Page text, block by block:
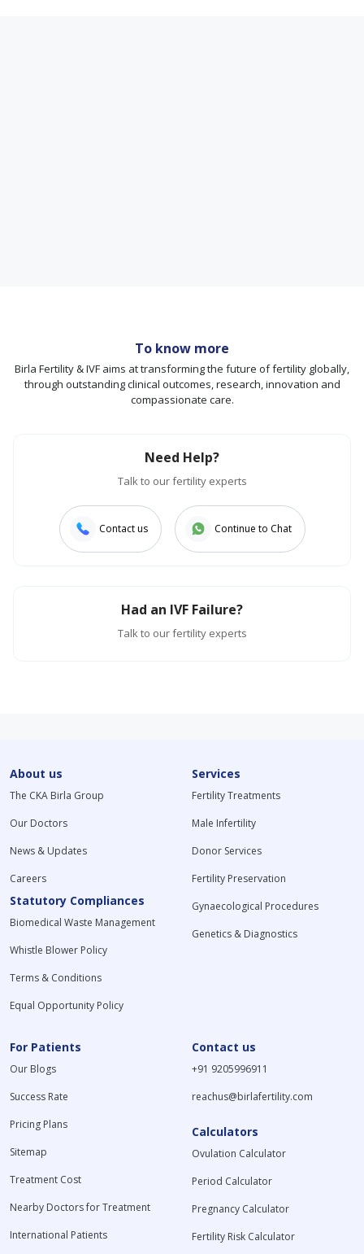
To know more
Birla Fertility & IVF aims at transforming the future of fertility globally,
through outstanding clinical outcomes, research, innovation and
compassionate care.
Need Help?
Talk to our fertility experts
Contact us Continue to Chat
Had an IVF Failure?
Talk to our fertility experts
About us
The CKA Birla Group
Our Doctors
News & Updates
Careers
Statutory Compliances
Biomedical Waste Management
Whistle Blower Policy
Terms & Conditions
Equal Opportunity Policy
Services
Fertility Treatments
Male Infertility
Donor Services
Fertility Preservation
Gynaecological Procedures
Genetics & Diagnostics
For Patients
Our Blogs
Success Rate
Pricing Plans
Sitemap
Treatment Cost
Nearby Doctors for Treatment
International Patients
Contact us
+91 9205996911
reachus@birlafertility.com
Calculators
Ovulation Calculator
Period Calculator
Pregnancy Calculator
Fertility Risk Calculator